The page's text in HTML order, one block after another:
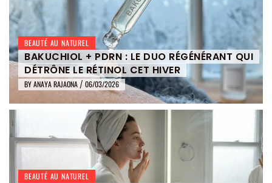
BEAUTÉ AU NATUREL
BAKUCHIOL + PDRN : LE DUO RÉGÉNÉRANT QUI
DÉTRÔNE LE RÉTINOL CET HIVER
BYANAYA RAJAONA / 06/03/2026
BEAUTÉ AU NATUREL